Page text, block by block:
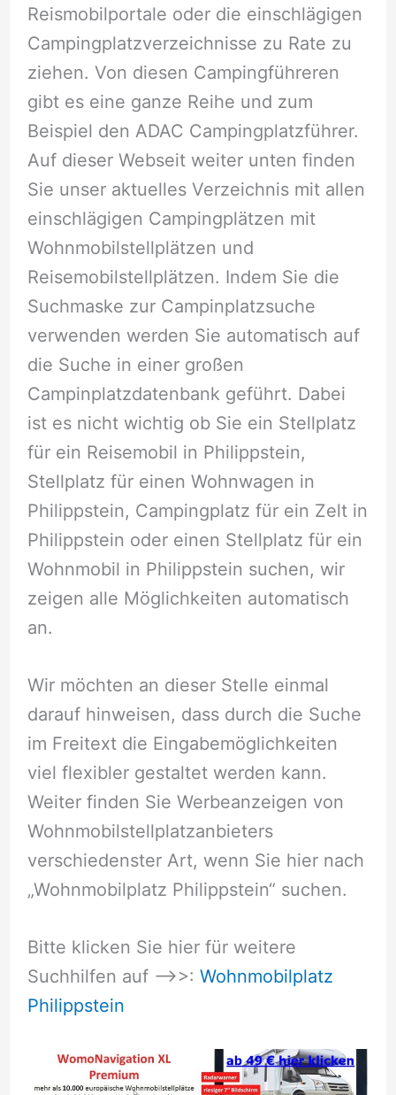
Reismobilportale oder die einschlägigen
Campingplatzverzeichnisse zu Rate zu
ziehen. Von diesen Campingführeren
gibt es eine ganze Reihe und zum
Beispiel den ADAC Campingplatzführer.
Auf dieser Webseit weiter unten finden
Sie unser aktuelles Verzeichnis mit allen
einschlägigen Campingplätzen mit
Wohnmobilstellplätzen und
Reisemobilstellplätzen. Indem Sie die
Suchmaske zur Campinplatzsuche
verwenden werden Sie automatisch auf
die Suche in einer großen
Campinplatzdatenbank geführt. Dabei
ist es nicht wichtig ob Sie ein Stellplatz
für ein Reisemobil in Philippstein,
Stellplatz für einen Wohnwagen in
Philippstein, Campingplatz für ein Zelt in
Philippstein oder einen Stellplatz für ein
Wohnmobil in Philippstein suchen, wir
zeigen alle Möglichkeiten automatisch
an.
Wir möchten an dieser Stelle einmal
darauf hinweisen, dass durch die Suche
im Freitext die Eingabemöglichkeiten
viel flexibler gestaltet werden kann.
Weiter finden Sie Werbeanzeigen von
Wohnmobilstellplatzanbieters
verschiedenster Art, wenn Sie hier nach
„Wohnmobilplatz Philippstein“ suchen.
Bitte klicken Sie hier für weitere
Suchhilfen auf –>>: Wohnmobilplatz
Philippstein